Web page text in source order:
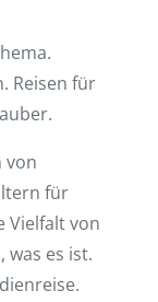
Reisen für
von
für
Vielfalt von
was es ist.